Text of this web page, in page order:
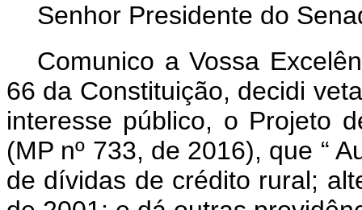
Senhor Presidente do
Comunico a Vossa
66 da Constituição, decidi
interesse público, o Projeto
(MP nº 733, de 2016), que “
de dívidas de crédito rural;